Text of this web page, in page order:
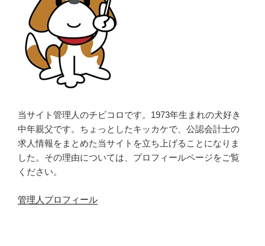
当サイト管理人のチビコロです。1973年生まれの犬好き
中年親父です。ちょっとしたキッカケで、公認会計士の
求人情報をまとめた当サイトを立ち上げることになりま
した。その理由については、プロフィールページをご覧
ください。
管理人プロフィール